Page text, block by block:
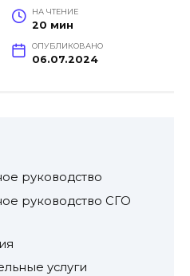
НА ЧТЕНИЕ
20 мин
ОПУБЛИКОВАНО
06.07.2024
руководство
руководство СГО
услуги